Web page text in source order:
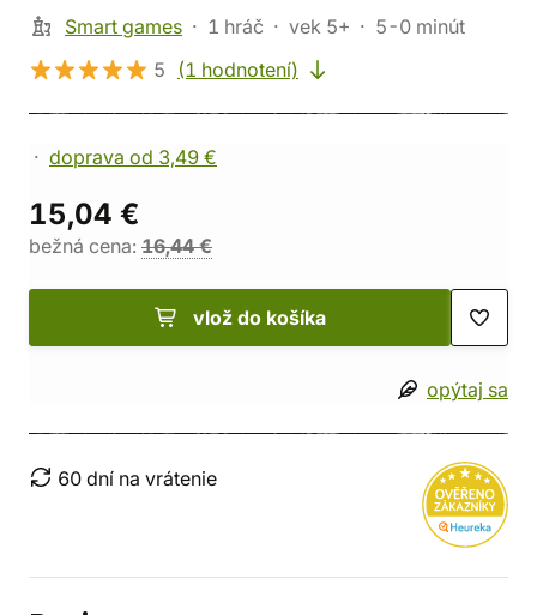
Smart games 1 hráč vek 5+
5-0 minút
5
(1 hodnotení)
doprava od 3,49 €
15,04 €
bežná cena: 16,44 €
vlož do košíka
opýtaj sa
60 dní na vrátenie